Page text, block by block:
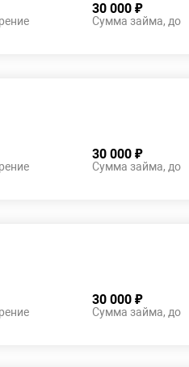
30 000 ₽
Сумма займа, до
30 000 ₽
Сумма займа, до
30 000 ₽
Сумма займа, до